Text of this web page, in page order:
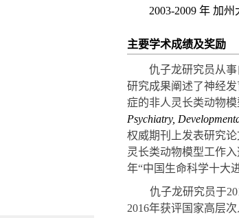
2003-2009年 加州
主要学术成绩及奖励
仇子龙研究员从
研究成果阐述了神经
症的非人灵长类动物
Psychiatry,
权威期刊上发表研究
灵长类动物模型工作
年“中国生命科学十大进
仇子龙研究员于
2016年获评国家高层